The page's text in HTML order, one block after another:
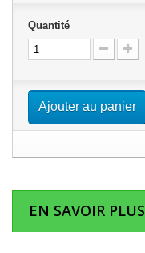
Quantité
Ajouter au panier
EN SAVOIR PLUS